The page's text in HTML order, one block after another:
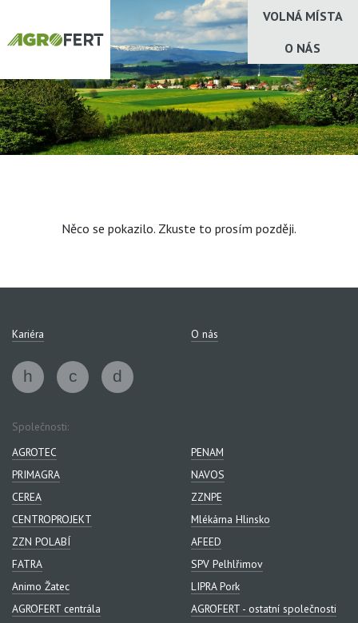
VOLNÁ MÍSTA
O NÁS
Něco se pokazilo. Zkuste to prosím později.
Kariéra O nás
Společnosti:
AGROTEC
PENAM
PRIMAGRA
NAVOS
CEREA
ZZNPE
CENTROPROJEKT
Mlékárna Hlinsko
ZZN POLABÍ
AFEED
FATRA
SPV Pelhlřimov
Animo Žatec
LIPRA Pork
AGROFERT centrála
AGROFERT - ostatní společnosti